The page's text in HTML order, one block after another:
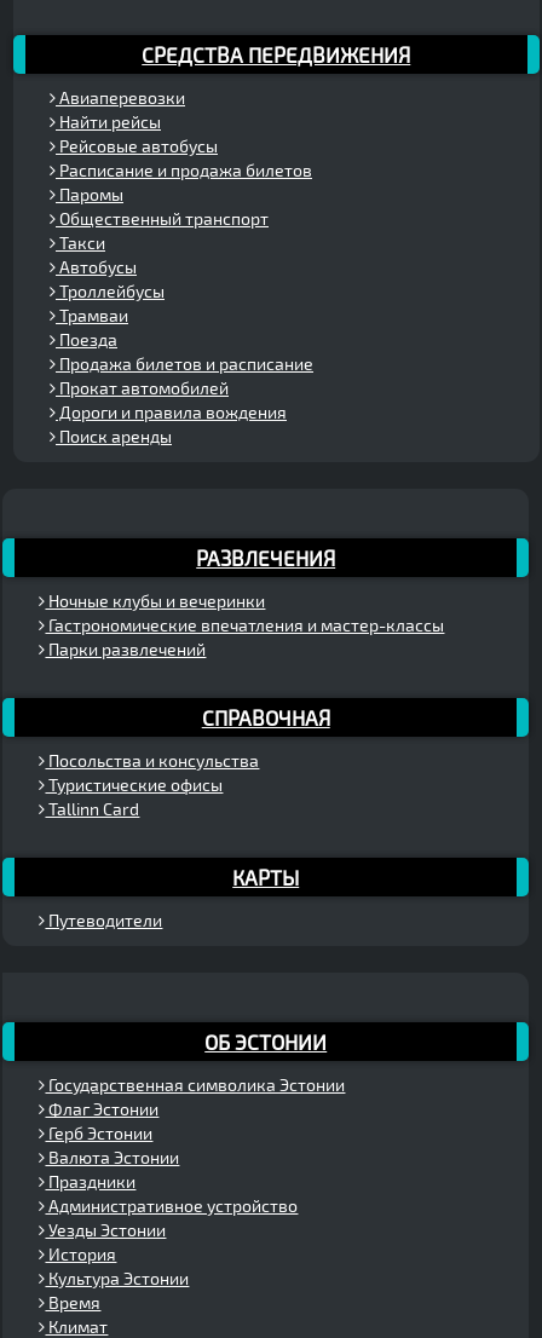
СРЕДСТВА ПЕРЕДВИЖЕНИЯ
Авиаперевозки
Найти рейсы
Рейсовые автобусы
Расписание и продажа билетов
Паромы
Общественный транспорт
Такси
Автобусы
Троллейбусы
Трамваи
Поезда
Продажа билетов и расписание
Прокат автомобилей
Дороги и правила вождения
Поиск аренды
РАЗВЛЕЧЕНИЯ
Ночные клубы и вечеринки
Гастрономические впечатления и мастер-классы
Парки развлечений
СПРАВОЧНАЯ
Посольства и консульства
Туристические офисы
Tallinn Card
КАРТЫ
Путеводители
ОБ ЭСТОНИИ
Государственная символика Эстонии
Флаг Эстонии
Герб Эстонии
Валюта Эстонии
Праздники
Административное устройство
Уезды Эстонии
История
Культура Эстонии
Время
Климат